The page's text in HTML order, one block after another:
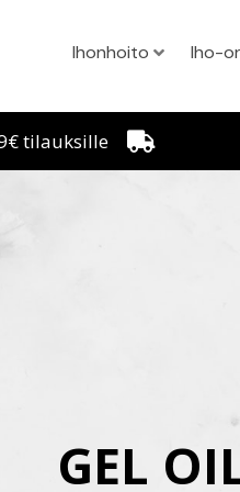
Ihonhoito Iho-
tilauksille
GEL